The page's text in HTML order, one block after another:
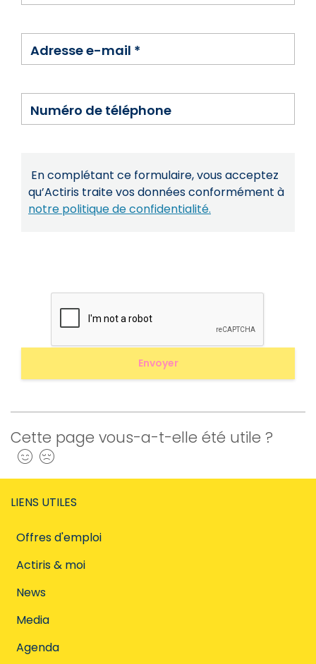
Adresse e-mail *
Numéro de téléphone
En complétant ce formulaire, vous acceptez
qu’Actiris traite vos données conformément à
notre politique de confidentialité.
Cette page vous-a-t-elle été utile ?
Oui
LIENS UTILES
Offres d'emploi
Actiris & moi
News
Media
Agenda